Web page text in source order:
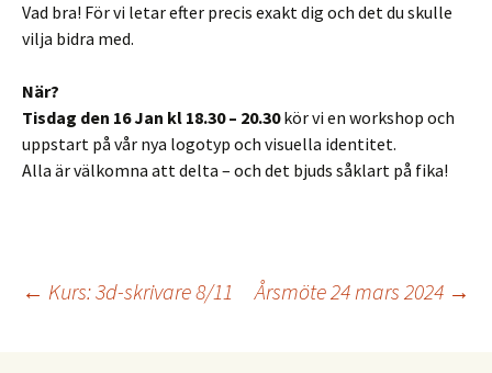
Vad bra! För vi letar efter precis exakt dig och det du skulle
vilja bidra med.
När?
Tisdag den 16 Jan kl 18.30 – 20.30kör vi en workshop och
uppstart på vår nya logotyp och visuella identitet.
Alla är välkomna att delta – och det bjuds såklart på fika!
Inläggsnavigering
← Kurs: 3d-skrivare 8/11 Årsmöte 24 mars 2024 →